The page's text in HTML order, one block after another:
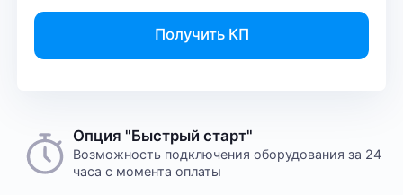
Получить КП
Опция "Быстрый старт"
Возможность подключения оборудования за 24
часа с момента оплаты